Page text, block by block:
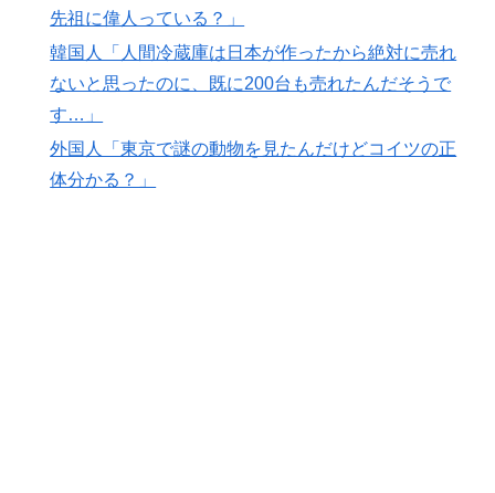
▶
【海外の反応】中国がAI開発の主導権を握りつつあるよ
な → 「どうせアメリカは中国製AIを規制するんだろう
な」「自動車産業と同じ道を歩んでる気がする」
【海外の反応】
日本「俺は有名な武士の家系だけど世界のみんなは先祖
先祖に偉人っている？」
韓国人「人間冷蔵庫は日本が作ったから絶対に売れ
ないと思ったのに、既に200台も売れたんだそうで
す…」
外国人「東京で謎の動物を見たんだけどコイツの正
体分かる？」